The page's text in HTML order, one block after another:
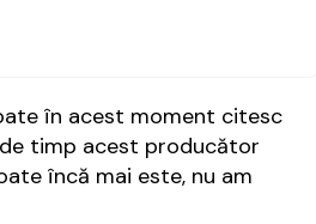
în acest moment citesc
timp acest producător
încă mai este, nu am